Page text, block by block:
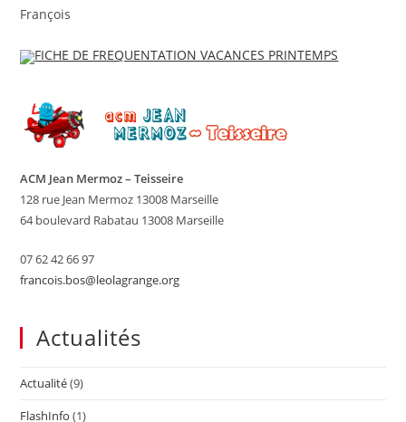
François
FICHE DE FREQUENTATION VACANCES PRINTEMPS
ACM Jean Mermoz – Teisseire
128 rue Jean Mermoz 13008 Marseille
64 boulevard Rabatau 13008 Marseille
07 62 42 66 97
francois.bos@leolagrange.org
Actualités
Actualité(9)
FlashInfo (1)